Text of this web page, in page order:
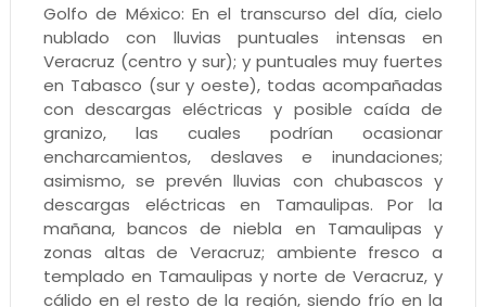
Golfo de México: En el transcurso del día, cielo
nublado con lluvias puntuales intensas en
Veracruz (centro y sur); y puntuales muy fuertes
en Tabasco (sur y oeste), todas acompañadas
con descargas eléctricas y posible caída de
granizo, las cuales podrían ocasionar
encharcamientos, deslaves e inundaciones;
asimismo, se prevén lluvias con chubascos y
descargas eléctricas en Tamaulipas. Por la
mañana, bancos de niebla en Tamaulipas y
zonas altas de Veracruz; ambiente fresco a
templado en Tamaulipas y norte de Veracruz, y
cálido en el resto de la región, siendo frío en la